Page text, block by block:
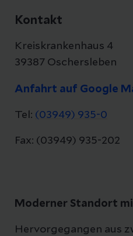
Kontakt
Kreiskrankenhaus 4
39387 Oschersleben
Anfahrt auf Google
Tel: (03949) 935-0
Fax: (03949) 935-202
Moderner Standort
Hervorgegangen aus